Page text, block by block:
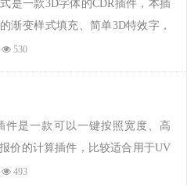
是一款3D字体的CDR插件，本插
渐变样式填充、简单3D特效字，
式，非常实用的插件，已更新到
能不会更跟新。...
530
件是一款可以一键按照宽度、高
价的计算插件，比较适合用于UV
个广告制作场景，支持记录临时
493